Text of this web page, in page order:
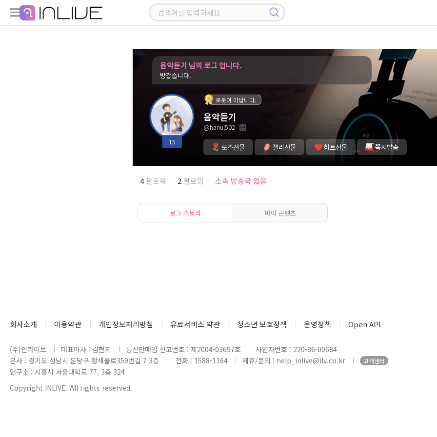
음악듣기 님의 로그 입니다.
방갑습니다.
15
로봇이 아닙니다.
음악듣기
@hanul502
로즈선물 젤리선물 하트선물 쪽지발송
4팔로워 2 팔로잉 소속 방송국 없음
로그 스토리 마이 콘텐츠
회사소개 이용약관 개인정보처리방침 유료서비스 약관 청소년 보호정책 운영정책 Open API
(주)인라이브 대표이사 : 김현지 통신판매업 신고번호 : 제2004-03697호
사업자번호 : 220-86-00684
본사 : 경기도 성남시 분당구 황새울로359번길 7 3층
전화 : 1588-1164 제휴/문의 : help_inlive@ilv.co.kr 고객센터
연구소 : 시흥시 서울대학로 77, 3층 324
Copyright INLIVE. All rights reserved.